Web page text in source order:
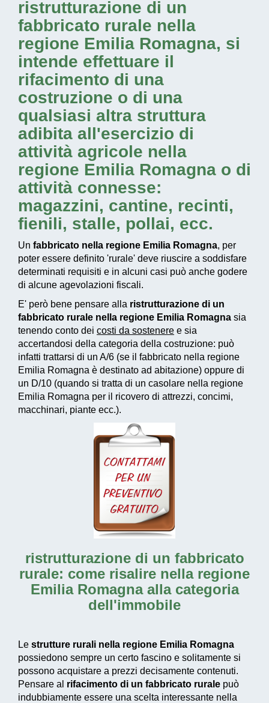
ristrutturazione di un
fabbricato rurale nella
regione Emilia Romagna, si
intende effettuare il
rifacimento di una
costruzione o di una
qualsiasi altra struttura
adibita all'esercizio di
attività agricole nella
regione Emilia Romagna o di
attività connesse:
magazzini, cantine, recinti,
fienili, stalle, pollai, ecc.
Un fabbricato nella regione Emilia Romagna, per
poter essere definito 'rurale' deve riuscire a soddisfare
determinati requisiti e in alcuni casi può anche godere
di alcune agevolazioni fiscali.
E' però bene pensare alla ristrutturazione di un
fabbricato rurale nella regione Emilia Romagna sia
tenendo conto dei costi da sostenere e sia
accertandosi della categoria della costruzione: può
infatti trattarsi di un A/6 (se il fabbricato nella regione
Emilia Romagna è destinato ad abitazione) oppure di
un D/10 (quando si tratta di un casolare nella regione
Emilia Romagna per il ricovero di attrezzi, concimi,
macchinari, piante ecc.).
ristrutturazione di un fabbricato
rurale: come risalire nella regione
Emilia Romagna alla categoria
dell'immobile
Le strutture rurali nella regione Emilia Romagna
possiedono sempre un certo fascino e solitamente si
possono acquistare a prezzi decisamente contenuti.
Pensare al rifacimento di un fabbricato rurale può
indubbiamente essere una scelta interessante nella